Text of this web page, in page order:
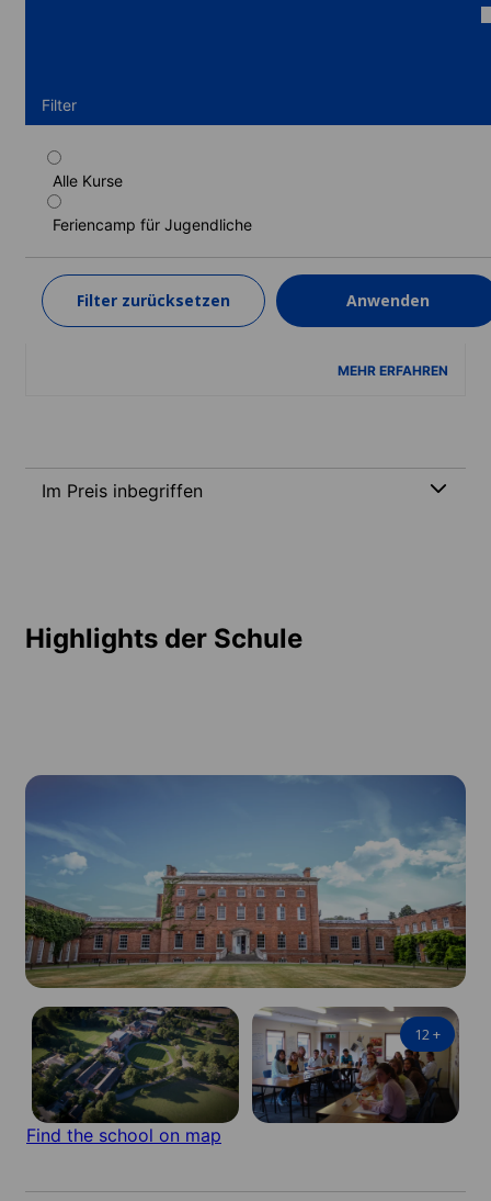
Filter
Alle Kurse
Feriencamp für Jugendliche
Filter zurücksetzen Anwenden
Standardprogramm Englisch (Wohnheim)
(10-17 Jahre)
1 Wocheab
1.350 EUR
MEHR ERFAHREN
Im Preis inbegriffen
Highlights der Schule
12+
Find the school on map